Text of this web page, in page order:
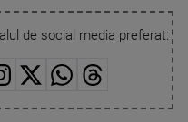
de social media preferat: